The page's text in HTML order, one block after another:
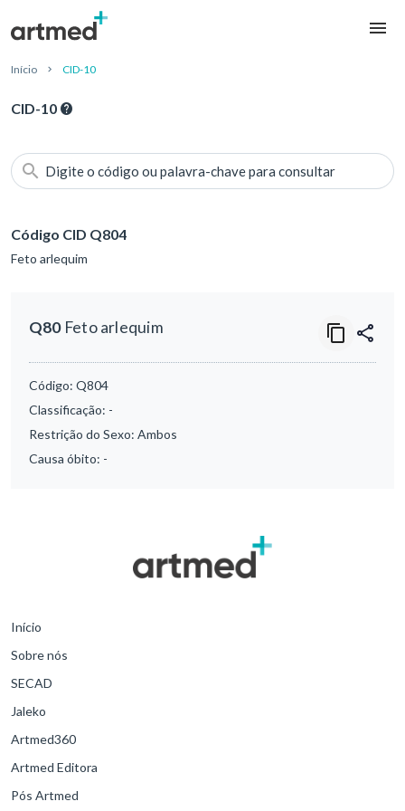
Início CID-10
CID-10
Digite o código ou palavra-chave para consultar
Código CID Q804
Feto arlequim
Q80Feto arlequim
Código: Q804
Classificação: -
Restrição do Sexo: Ambos
Causa óbito: -
Início
Sobre nós
SECAD
Jaleko
Artmed360
Artmed Editora
Pós Artmed